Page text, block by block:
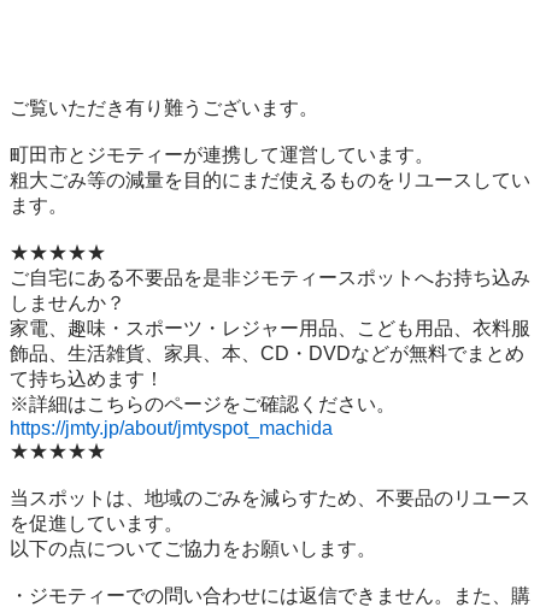
ご覧いただき有り難うございます。
町田市とジモティーが連携して運営しています。
粗⼤ごみ等の減量を⽬的にまだ使えるものをリユースしてい
ます。
★★★★★
ご自宅にある不要品を是非ジモティースポットへお持ち込み
しませんか？
家電、趣味・スポーツ・レジャー用品、こども用品、衣料服
飾品、生活雑貨、家具、本、CD・DVDなどが無料でまとめ
て持ち込めます！
https://jmty.jp/about/jmtyspot_machida
★★★★★
当スポットは、地域のごみを減らすため、不要品のリユース
を促進しています。
以下の点についてご協力をお願いします。
・ジモティーでの問い合わせには返信できません。また、購